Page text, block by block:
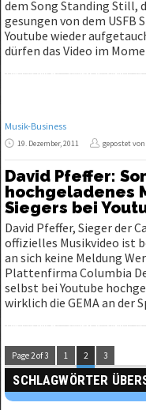
dem Song Standing Still,
gesungen von dem USFB
Youtube wieder
dürfen das Video im
Musik-Business
19. Dezember, 2011 gepostet von
David Pfeffer:
hochgeladenes
Siegers bei
David Pfeffer, Sieger der
offizielles Musikvideo ist
an sich keine Meldung
Plattenfirma Columbia
selbst bei Youtube
wirklich die GEMA an der
Page 2 of 3 1 2 3
SCHLAGWÖRTER